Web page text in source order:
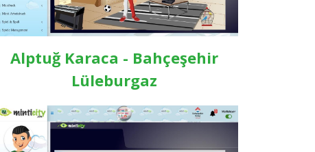
Alptuğ Karaca - Bahçeşehir
Lüleburgaz